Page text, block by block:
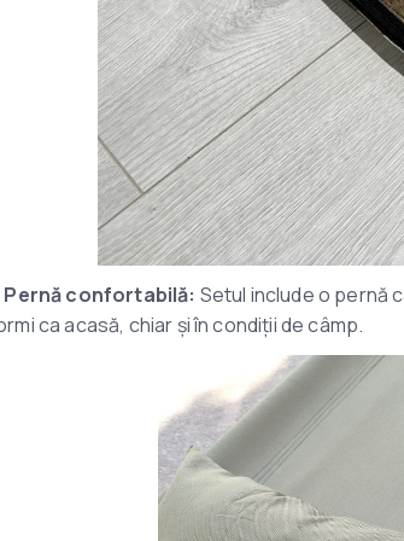
Pernă confortabilă: Setul include o pernă
ca acasă, chiar și în condiții de câmp.